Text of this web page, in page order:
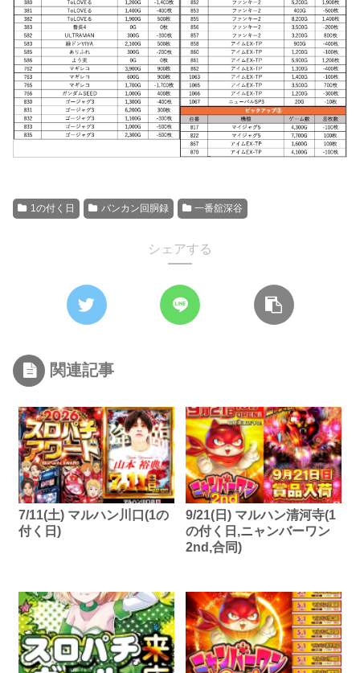
1の付く日 バンカン回胴録 一番舘深谷
シェアする
関連記事
7/11(土) マルハン川口(1の
付く日)
9/21(日) マルハン清河寺(1
の付く日,ニャンバーワン
2nd,合同)